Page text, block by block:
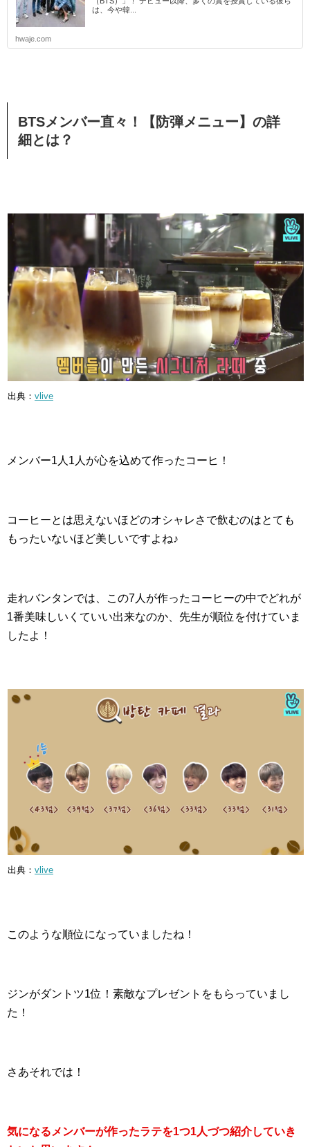
は、今や韓...
hwaje.com
BTSメンバー直々！【防弾メニュー】の詳
細とは？
出典： vlive
メンバー1人1人が心を込めて作ったコーヒ！
コーヒーとは思えないほどのオシャレさで飲むのはとても
もったいないほど美しいですよね♪
走れバンタンでは、この7人が作ったコーヒーの中でどれが
1番美味しいくていい出来なのか、先生が順位を付けていま
したよ！
出典： vlive
このような順位になっていましたね！
ジンがダントツ1位！素敵なプレゼントをもらっていまし
た！
さあそれでは！
気になるメンバーが作ったラテを1つ1人づつ紹介していき